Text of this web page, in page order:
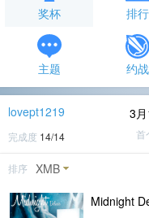
奖杯 排行
主题 约战
lovept1219
完成度 14/14
3
首
排序 XMB
Midnight